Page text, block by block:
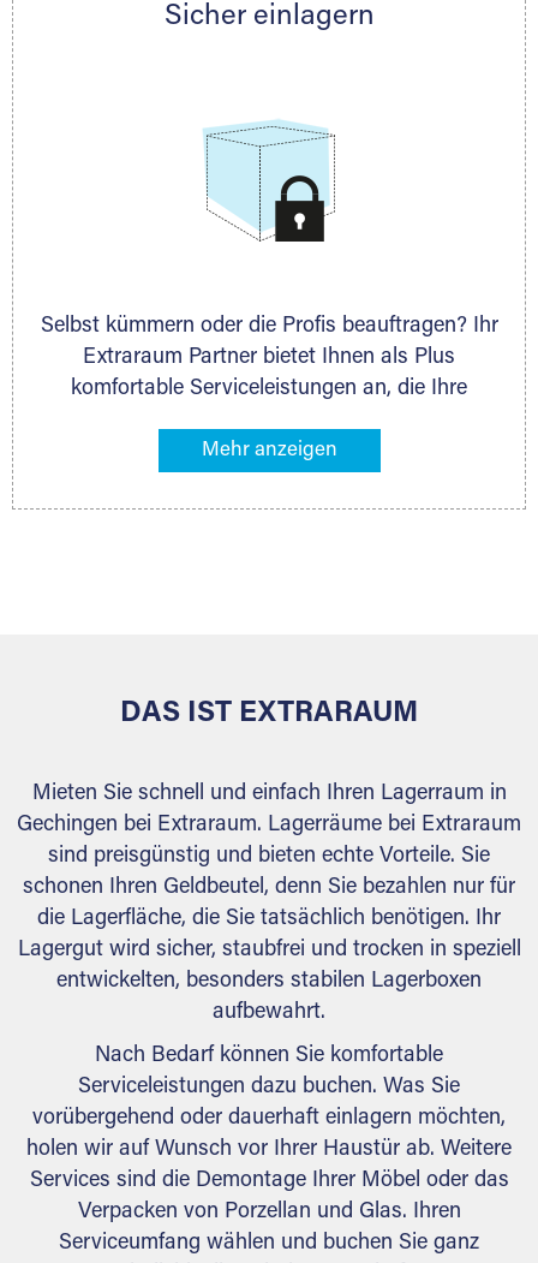
persönlich hinsichtlich Lagervolumen und zu
Sicher einlagern
Selbst kümmern oder die Profis beauftragen? Ihr
Extraraum Partner bietet Ihnen als Plus
komfortable Serviceleistungen an, die Ihre
gehören z. B. Verpackungsservice, Lieferung von
Ihr Lagergut wird bei Ihrem Extraraum Partner
DAS IST EXTRARAUM
Mieten Sie schnell und einfach Ihren Lagerraum in
Gechingen bei Extraraum. Lagerräume bei Extraraum
sind preisgünstig und bieten echte Vorteile. Sie
schonen Ihren Geldbeutel, denn Sie bezahlen nur für
die Lagerfläche, die Sie tatsächlich benötigen. Ihr
Lagergut wird sicher, staubfrei und trocken in speziell
entwickelten, besonders stabilen Lagerboxen
aufbewahrt.
Nach Bedarf können Sie komfortable
Serviceleistungen dazu buchen. Was Sie
vorübergehend oder dauerhaft einlagern möchten,
holen wir auf Wunsch vor Ihrer Haustür ab. Weitere
Services sind die Demontage Ihrer Möbel oder das
Verpacken von Porzellan und Glas. Ihren
Serviceumfang wählen und buchen Sie ganz